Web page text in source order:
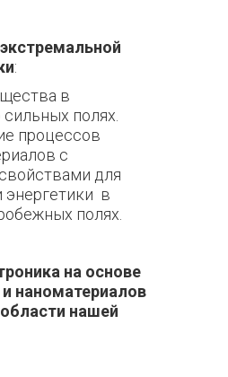
:
в
полях.
процессов
с
для
энергетики в
полях.
на основе
и наноматериалов
нашей